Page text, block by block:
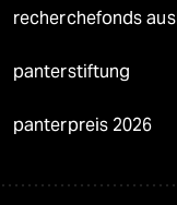
recherchefonds
panterstiftung
panterpreis 2026